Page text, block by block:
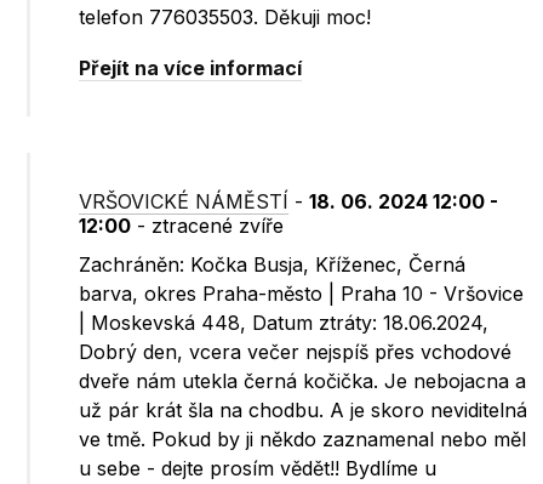
telefon 776035503. Děkuji moc!
Přejít na více informací
VRŠOVICKÉ NÁMĚSTÍ -18. 06. 2024 12:00 -
12:00 - ztracené zvíře
Zachráněn: Kočka Busja, Kříženec, Černá
barva, okres Praha-město | Praha 10 - Vršovice
| Moskevská 448, Datum ztráty: 18.06.2024,
Dobrý den, vcera večer nejspíš přes vchodové
dveře nám utekla černá kočička. Je nebojacna a
už pár krát šla na chodbu. A je skoro neviditelná
ve tmě. Pokud by ji někdo zaznamenal nebo měl
u sebe - dejte prosím vědět!! Bydlíme u